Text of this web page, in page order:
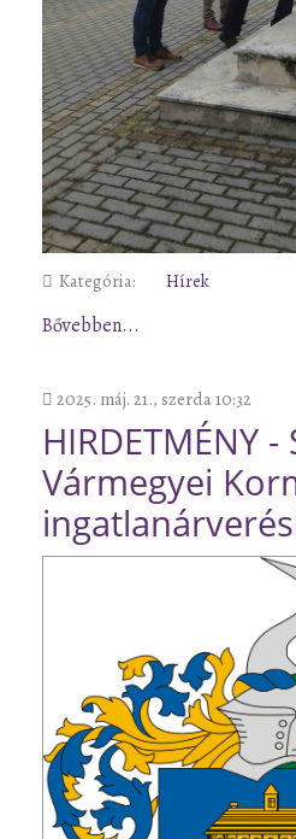
Kategória: Hírek
Bővebben...
2025. máj. 21., szerda 10:32
HIRDETMÉNY
Vármegyei